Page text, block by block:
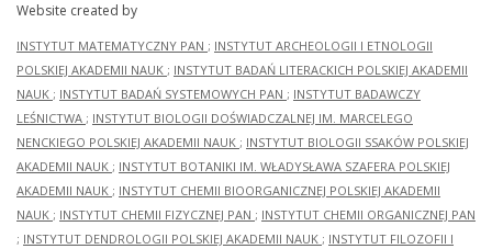
Website created by
INSTYTUT MATEMATYCZNY PAN ; INSTYTUT ARCHEOLOGII I ETNOLOGII
POLSKIEJ AKADEMII NAUK ; INSTYTUT BADAŃ LITERACKICH POLSKIEJ AKADEMII
NAUK ; INSTYTUT BADAŃ SYSTEMOWYCH PAN ; INSTYTUT BADAWCZY
LEŚNICTWA ; INSTYTUT BIOLOGII DOŚWIADCZALNEJ IM. MARCELEGO
NENCKIEGO POLSKIEJ AKADEMII NAUK ; INSTYTUT BIOLOGII SSAKÓW POLSKIEJ
AKADEMII NAUK ; INSTYTUT BOTANIKI IM. WŁADYSŁAWA SZAFERA POLSKIEJ
AKADEMII NAUK ; INSTYTUT CHEMII BIOORGANICZNEJ POLSKIEJ AKADEMII
NAUK ; INSTYTUT CHEMII FIZYCZNEJ PAN ; INSTYTUT CHEMII ORGANICZNEJ PAN
; INSTYTUT DENDROLOGII POLSKIEJ AKADEMII NAUK ; INSTYTUT FILOZOFII I